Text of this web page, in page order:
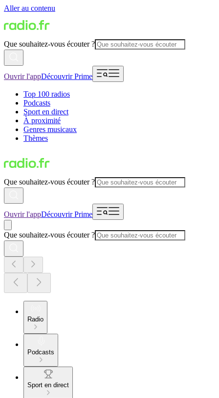
Aller au contenu
Que souhaitez-vous écouter ?
Ouvrir l'appDécouvrir Prime
Top 100 radios
Podcasts
Sport en direct
À proximité
Genres musicaux
Thèmes
Que souhaitez-vous écouter ?
Ouvrir l'appDécouvrir Prime
Que souhaitez-vous écouter ?
Radio
Podcasts
Sport en direct